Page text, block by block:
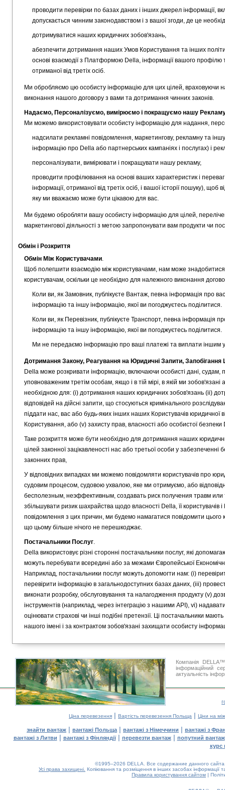
проводити перевірки по базах даних і інших джерел інформації,
допускається чинним законодавством і з вашої згоди, де це
дотримуватися наших юридичних зобов'язань,
абезпечити дотримання наших Умов Користування та інших
основі взаємодії з Платформою Della, інформації вашого
отриманої від третіх осіб.
Ми обробляємо цю особисту інформацію для цих цілей, враховуючи
виконання нашого договору з вами та дотримання чинних законів.
Надаємо, Персоналізуємо, вимірюємо і покращуємо нашу Рекламу
Ми можемо використовувати особисту інформацію для надання,
надсилати рекламні повідомлення, маркетингову, рекламну та
інформацію про Della або партнерських кампаніях і послугах) і
персоналізувати, вимірювати і покращувати нашу рекламу,
проводити профілювання на основі ваших характеристик і
інформації, отриманої від третіх осіб, і вашої історії пошуку),
яку ми вважаємо може бути цікавою для вас.
Ми будемо обробляти вашу особисту інформацію для цілей,
маркетингової діяльності з метою запропонувати вам продукти чи
Обмін і Розкриття
Обмін Між Користувачами.
Щоб полегшити взаємодію між користувачами, нам може
користувачам, оскільки це необхідно для належного виконання
Коли ви, як Замовник, публікуєте Вантаж, певна інформація про
інформацію та іншу інформацію, якої ви погоджуєтесь поділитися.
Коли ви, як Перевізник, публікуєте Транспорт, певна
інформацію та іншу інформацію, якої ви погоджуєтесь поділитися.
Ми не передаємо інформацію про ваші платежі та виплати іншим
Дотримання Закону, Реагування на Юридичні Запити,
Della може розкривати інформацію, включаючи особисті дані,
уповноваженим третім особам, якщо і в тій мірі, в якій ми
необхідною для: (i) дотримання наших юридичних зобов'язань (ii)
відповідей на дійсні запити, що стосуються кримінального
піддати нас, вас або будь-яких інших наших Користувачів
Користування, або (v) захисту прав, власності або особистої безпеки
Таке розкриття може бути необхідно для дотримання наших
цілей законної зацікавленості нас або третьої особи у
законних прав,
У відповідних випадках ми можемо повідомляти користувачів про
судовим процесом, судовою ухвалою, яке ми отримуємо, або
бесполезным, неэффективным, создавать риск получения травм
збільшувати ризик шахрайства щодо власності Della, її
повідомлення з цих причин, ми будемо намагатися повідомити цього
що цьому більше нічого не перешкоджає.
Постачальники Послуг.
Della використовує різні сторонні постачальники послуг, які
можуть перебувати всередині або за межами Європейської
Наприклад, постачальники послуг можуть допомогти нам: (i)
перевірити інформацію в загальнодоступних базах даних, (iii)
виконати розробку, обслуговування та налагодження продукту (v)
інструментів (наприклад, через інтеграцію з нашими API), vi)
оцінювати страхові чи інші подібні претензії. Ці постачальники
нашого імені і за контрактом зобов'язані захищати особисту
Компанія
інформаційний
актуальність
Ціна перевезення | Вартість перевезення Польща | Ціни на
знайти вантаж | вантажі Польща | вантажі з Німеччини | вантажі з
вантажі з Литви | вантажі з Фінляндії| перевезти вантаж| попутний вантаж
курс
©1995–2026 DELLA. Все содержание данного
Усі права захищені. Копіювання та розміщення в інших засобах інформації
Правила користування сайтом |